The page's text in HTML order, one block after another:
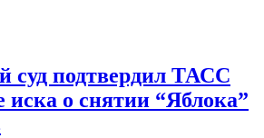
суд подтвердил ТАСС
иска о снятии “Яблока”